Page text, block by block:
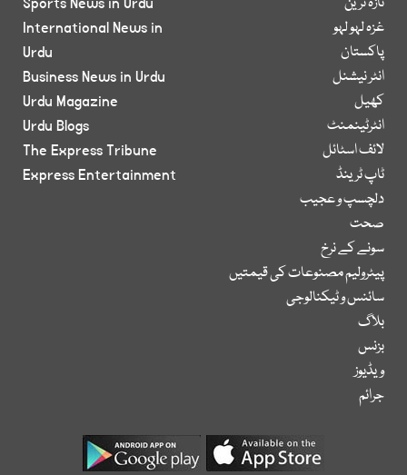
غزہ لہو لہو
پاکستان
انٹر نیشنل
کھیل
انٹرٹینمنٹ
لائف اسٹائل
ٹاپ ٹرینڈ
دلچسپ و عجیب
صحت
سونے کے نرخ
پیٹرولیم مصنوعات کی قیمتیں
سائنس و ٹیکنالوجی
بلاگ
بزنس
ویڈیوز
جرائم
International News in
Urdu
Business News in Urdu
Urdu Magazine
Urdu Blogs
The Express Tribune
Express Entertainment